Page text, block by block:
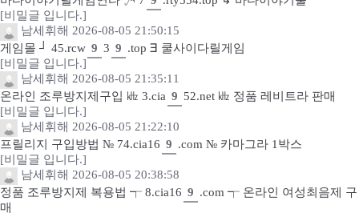
[비밀글 입니다.]
남세휘해 2026-08-05 21:50:15
게임몰 ┘ 45.rcw 9 3 9 .top ∃ 쿨사이다릴게임
[비밀글 입니다.]
남세휘해 2026-08-05 21:35:11
온라인 조루방지제구입 ㎑ 3.cia 9 52.net ㎑ 정품 레비트라 판매
[비밀글 입니다.]
남세휘해 2026-08-05 21:22:10
프릴리지 구입방법 № 74.cia16 9 .com № 카마그라 1박스
[비밀글 입니다.]
남세휘해 2026-08-05 20:38:58
정품 조루방지제 복용법 ┭ 8.cia16 9 .com ┭ 온라인 여성최음제 구
매